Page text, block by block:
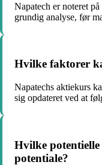
Napatech er noteret
grundig analyse, før
Hvilke faktorer
Napatechs aktiekurs
sig opdateret ved at
Hvilke
potentiale?